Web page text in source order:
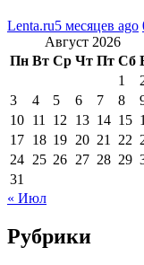
Lenta.ru5 месяцев ago
Август 2026
Пн Вт Ср Чт Пт Сб
1
3
4 5 6 7 8
10 11 12 13 14 15
17 18 19 20 21 22
24 25 26 27 28 29
31
« Июл
Рубрики